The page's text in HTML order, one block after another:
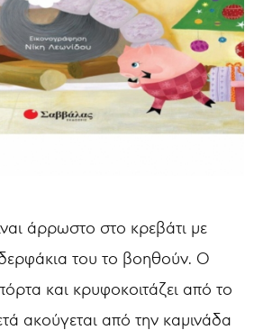
άρρωστο στο κρεβάτι με
του το βοηθούν. Ο
και κρυφοκοιτάζει από το
ακούγεται από την καμινάδα